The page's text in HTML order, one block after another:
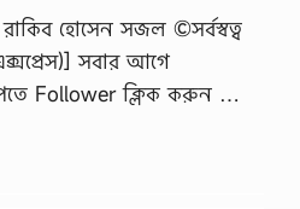
রাকিব হোসেন সজল ©সর্বস্বত্ব
সবার আগে
Follower ক্লিক করুন …